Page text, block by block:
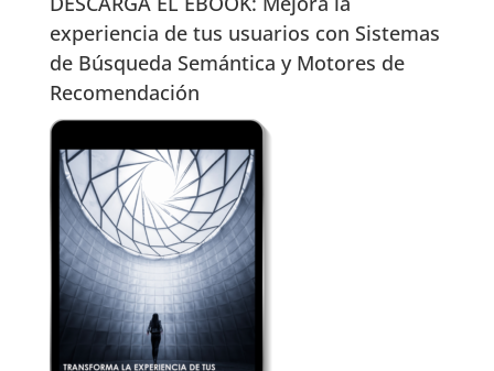
experiencia de tus usuarios con Sistemas
de Búsqueda Semántica y Motores de
Recomendación